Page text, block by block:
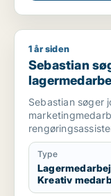
Sebastian søger
1 år siden
Sebastian
Sebastian søger
Type
Kreativ